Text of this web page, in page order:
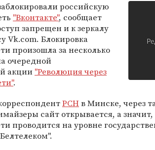
российскую
"Вконтакте", сообщает
запрещен и к зеркалу
Vk.com. Блокировка
произошла за несколько
очередной
акции "Революция через
.
РСНв Минске, через
сайт открывается, а
проводится на уровне